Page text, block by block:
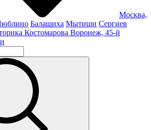
Москва,
Балашиха Мытищи Сергиев
Костомарова Воронеж, 45-й